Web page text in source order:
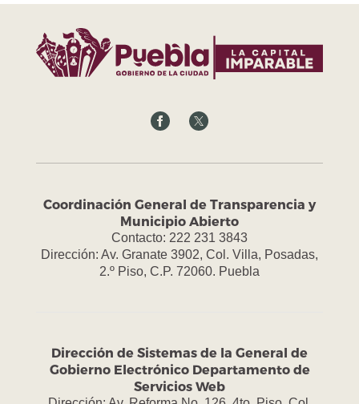
Coordinación General de Transparencia y
Municipio Abierto
Contacto: 222 231 3843
Dirección: Av. Granate 3902, Col. Villa, Posadas,
2.º Piso, C.P. 72060. Puebla
Dirección de Sistemas de la General de
Gobierno Electrónico Departamento de
Servicios Web